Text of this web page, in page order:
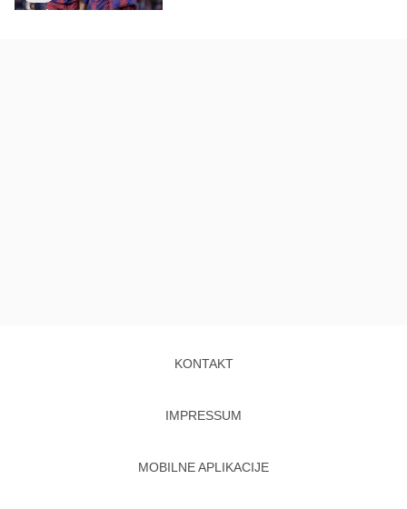
KONTAKT
IMPRESSUM
MOBILNE APLIKACIJE